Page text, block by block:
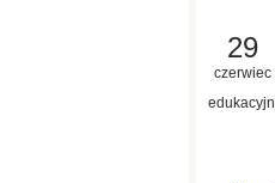
29
czerwiec